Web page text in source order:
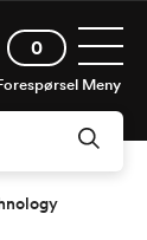
0
Meny